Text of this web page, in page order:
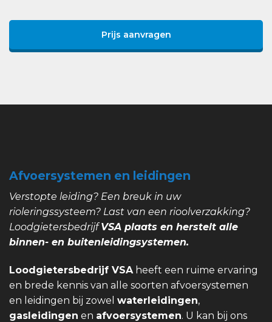
Prijs aanvragen
Afvoersystemen en leidingen
Verstopte leiding? Een breuk in uw
rioleringssysteem? Last van een rioolverzakking?
LoodgietersbedrijfVSA plaats en herstelt alle
binnen- en buitenleidingsystemen.
Loodgietersbedrijf VSA heeft een ruime ervaring
en brede kennis van alle soorten afvoersystemen
en leidingen bij zowel waterleidingen,
gasleidingen en afvoersystemen. U kan bij ons